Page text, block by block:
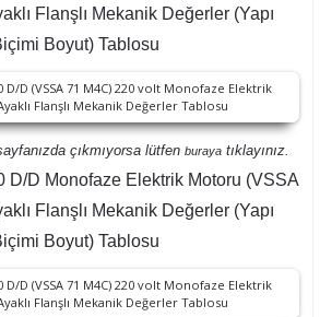
Flanşlı Mekanik Değerler (Yapı
Boyut) Tablosu
çıkmıyorsa lütfen buraya tıklayınız.
D/D Monofaze Elektrik Motoru (VSSA
Flanşlı Mekanik Değerler (Yapı
Boyut) Tablosu